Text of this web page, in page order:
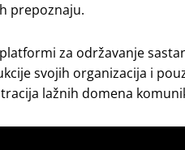
prepoznaju.
za održavanje
svojih organizacija i
lažnih domena